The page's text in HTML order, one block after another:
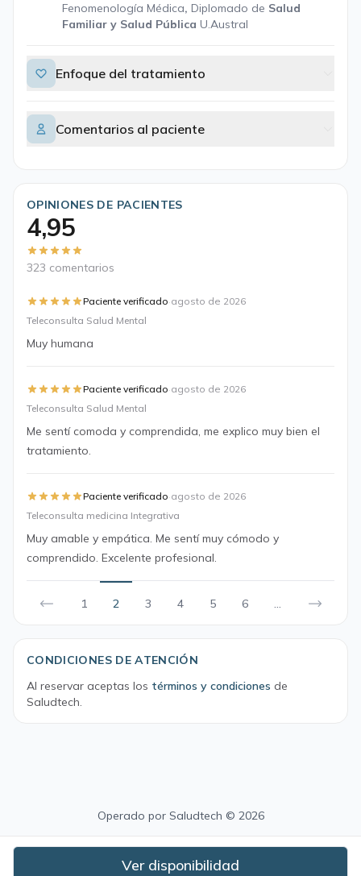
Fenomenología Médica, Diplomado de Salud
Familiar y Salud Pública U.Austral
Enfoque del tratamiento
Comentarios al paciente
OPINIONES DE PACIENTES
4,95
323 comentarios
Paciente verificado·agosto de 2026
Teleconsulta Salud Mental
Muy humana
Paciente verificado·agosto de 2026
Teleconsulta Salud Mental
Me sentí comoda y comprendida, me explico muy bien el
tratamiento.
Paciente verificado·agosto de 2026
Teleconsulta medicina Integrativa
Muy amable y empática. Me sentí muy cómodo y
comprendido. Excelente profesional.
1 2 3 4 5 6 ...
CONDICIONES DE ATENCIÓN
Al reservar aceptas los términos y condiciones de
Saludtech.
Ver disponibilidad
Operado por Saludtech © 2026